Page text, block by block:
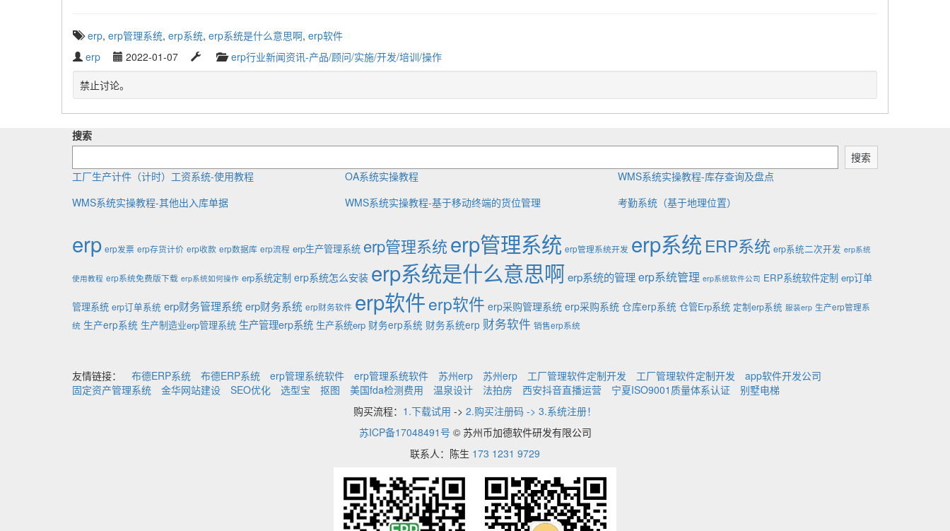
T
g
g
e
i
t
:
erp, erp管理系统, erp系统, erp系统是什么意思啊, erp软件
W
r
i
t
t
e
n
y
erp
P
u
l
i
d
2022-01-07
a
t
u
t
e
C
a
e
g
erp行业新闻资讯-产品/顾问/实施/开发/培训/操作
禁止讨论。
搜索
搜索
工厂生产计件（计时）工资系统-使用教程
OA系统实操教程
WMS系统实操教程-库存查询及盘点
WMS系统实操教程-其他出入库单据
WMS系统实操教程-基于移动终端的货位管理 考勤系统（基于地理位置）
erp erp发票 erp存货计价 erp收款 erp数据库 erp流程 erp生产管理系统 erp管理系统erp管理系统 erp管理系统开发 erp系统 ERP系统 erp系统二次开发 erp系统
使用教程 erp系统免费版下载 erp系统如何操作 erp系统定制 erp系统怎么安装 erp系统是什么意思啊erp系统的管理erp系统管理 erp系统软件公司 ERP系统软件定制 erp订单
管理系统 erp订单系统 erp财务管理系统erp财务系统 erp财务软件 erp软件erp软件 erp采购管理系统 erp采购系统 仓库erp系统 仓管Erp系统 定制erp系统 服装erp 生产erp管理系
统 生产erp系统 生产制造业erp管理系统 生产管理erp系统 生产系统erp 财务erp系统 财务系统erp 财务软件 销售erp系统
友情链接： 布德ERP系统 布德ERP系统 erp管理系统软件 erp管理系统软件 苏州erp 苏州erp 工厂管理软件定制开发 工厂管理软件定制开发
app软件开发公司
固定资产管理系统
金华网站建设 SEO优化 选型宝 抠图 美国fda检测费用 温泉设计 法拍房 西安抖音直播运营 宁夏ISO9001质量体系认证
别墅电梯
购买流程： 1.下载试用 -> 2.购买注册码 -> 3.系统注册！
苏ICP备17048491号 © 苏州币加德软件研发有限公司
联系人：陈生 173 1231 9729